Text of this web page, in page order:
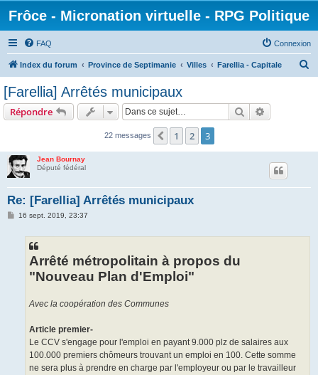
Frôce - Micronation virtuelle - RPG Politique
FAQ Connexion
Index du forum Province de Septimanie Villes Farellia - Capitale
[Farellia] Arrêtés municipaux
Répondre Rechercher
22 messages Précédente
1 2 3
Jean Bournay
Député fédéral
Re: [Farellia] Arrêtés municipaux
M16 sept. 2019, 23:37
Arrêté métropolitain à propos du
"Nouveau Plan d'Emploi"
Avec la coopération des Communes
Article premier-
Le CCV s'engage pour l'emploi en payant 9.000 plz de salaires aux
100.000 premiers chômeurs trouvant un emploi en 100. Cette somme
ne sera plus à prendre en charge par l'employeur ou par le travailleur